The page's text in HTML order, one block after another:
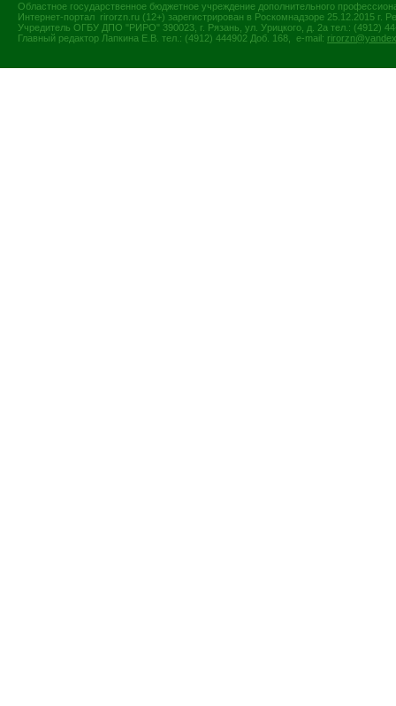
Областное государственное бюджетное учреждение дополнительного
Интернет-портал rirorzn.ru (12+) зарегистрирован в Роскомнадзоре 25.12.2015
Учредитель ОГБУ ДПО "РИРО" 390023, г. Рязань, ул. Урицкого, д. 2а тел.: (4912)
Главный редактор Лапкина Е.В. тел.: (4912) 444902 Доб. 168, e-mail: